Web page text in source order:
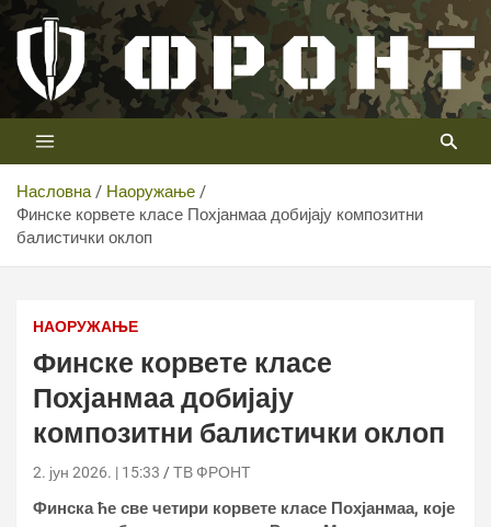
Скип
цонтент
Телевизија ФРОНТ
Први војни канал у Србији
Насловна
Наоружање
Финске корвете класе Похјанмаа добијају композитни
балистички оклоп
НАОРУЖАЊЕ
Финске корвете класе
Похјанмаа добијају
композитни балистички оклоп
2. јун 2026. | 15:33 ТВ ФРОНТ
Финска ће све четири корвете класе Похјанмаа, које